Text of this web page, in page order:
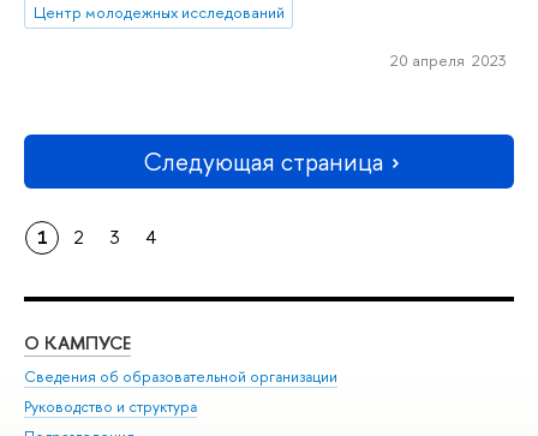
Центр молодежных исследований
20 апреля 2023
Следующая страница
1 2 3 4
О КАМПУСЕ
Сведения об образовательной организации
Руководство и структура